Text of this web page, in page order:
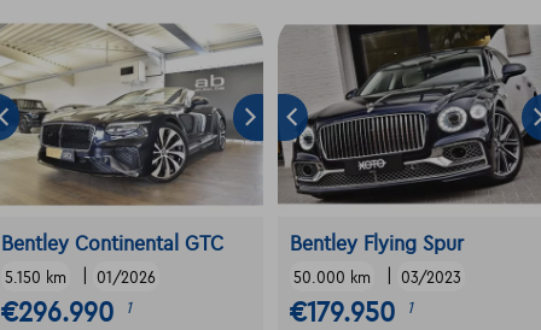
Bentley Continental GTC
5.150 km 01/2026
€296.990 1
Bentley Flying Spur
50.000 km 03/2023
€179.950 1